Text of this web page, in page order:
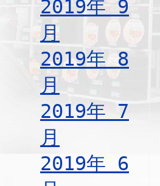
2019年 9
月
2019年 8
月
2019年 7
月
2019年 6